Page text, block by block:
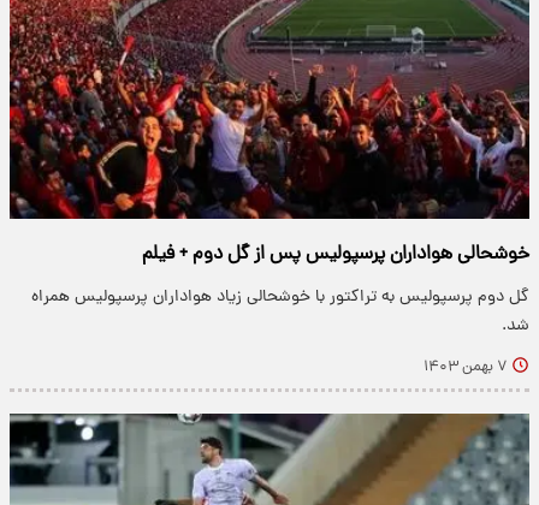
خوشحالی هواداران پرسپولیس پس از گل دوم + فیلم
گل دوم پرسپولیس به تراکتور با خوشحالی زیاد هواداران پرسپولیس همراه
شد.
۷ بهمن ۱۴۰۳